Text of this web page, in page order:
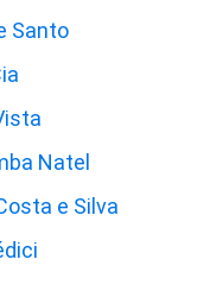
Santo
Natel
e Silva